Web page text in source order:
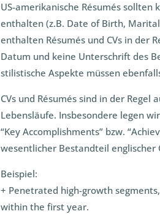
US-amerikanische Résumés sollten
enthalten (z.B. Date of Birth,
enthalten Résumés und CVs in der
Datum und keine Unterschrift des
stilistische Aspekte müssen
CVs und Résumés sind in der Regel
Lebensläufe. Insbesondere legen
“Key Accomplishments” bzw.
wesentlicher Bestandteil englischer
Beispiel:
+ Penetrated high-growth
within the first year.